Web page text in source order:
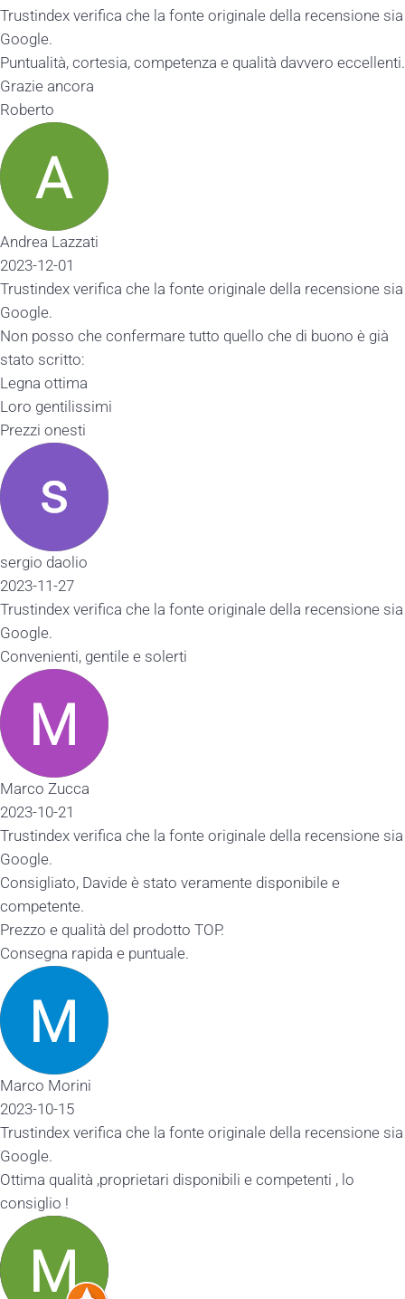
Trustindex verifica che la fonte originale della recensione sia
Google.
Puntualità, cortesia, competenza e qualità davvero eccellenti.
Grazie ancora
Roberto
Andrea Lazzati
2023-12-01
Trustindex verifica che la fonte originale della recensione sia
Google.
Non posso che confermare tutto quello che di buono è già
stato scritto:
Legna ottima
Loro gentilissimi
Prezzi onesti
sergio daolio
2023-11-27
Trustindex verifica che la fonte originale della recensione sia
Google.
Convenienti, gentile e solerti
Marco Zucca
2023-10-21
Trustindex verifica che la fonte originale della recensione sia
Google.
Consigliato, Davide è stato veramente disponibile e
competente.
Prezzo e qualità del prodotto TOP.
Consegna rapida e puntuale.
Marco Morini
2023-10-15
Trustindex verifica che la fonte originale della recensione sia
Google.
Ottima qualità ,proprietari disponibili e competenti , lo
consiglio !